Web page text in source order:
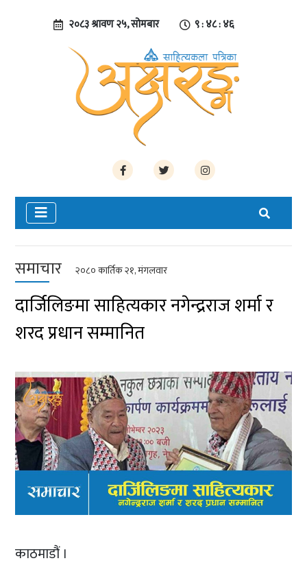
२०८३ श्रावण २५, सोमबार ९ : ४८ : ४६
समाचार २०८० कार्तिक २१, मंगलवार
दार्जिलिङमा साहित्यकार नगेन्द्रराज शर्मा र
शरद प्रधान सम्मानित
काठमाडौं ।